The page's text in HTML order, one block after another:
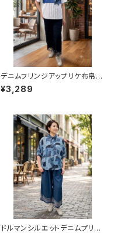
デニムフリンジアップリケ布帛プ
リントプルオーバー
¥3,289
ドルマンシルエットデニムプリン